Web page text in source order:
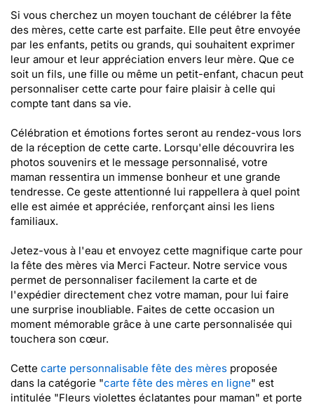
Si vous cherchez un moyen touchant de célébrer la fête
des mères, cette carte est parfaite. Elle peut être envoyée
par les enfants, petits ou grands, qui souhaitent exprimer
leur amour et leur appréciation envers leur mère. Que ce
soit un fils, une fille ou même un petit-enfant, chacun peut
personnaliser cette carte pour faire plaisir à celle qui
compte tant dans sa vie.
Célébration et émotions fortes seront au rendez-vous lors
de la réception de cette carte. Lorsqu'elle découvrira les
photos souvenirs et le message personnalisé, votre
maman ressentira un immense bonheur et une grande
tendresse. Ce geste attentionné lui rappellera à quel point
elle est aimée et appréciée, renforçant ainsi les liens
familiaux.
Jetez-vous à l'eau et envoyez cette magnifique carte pour
la fête des mères via Merci Facteur. Notre service vous
permet de personnaliser facilement la carte et de
l'expédier directement chez votre maman, pour lui faire
une surprise inoubliable. Faites de cette occasion un
moment mémorable grâce à une carte personnalisée qui
touchera son cœur.
Cette carte personnalisable fête des mères proposée
dans la catégorie "carte fête des mères en ligne" est
intitulée "Fleurs violettes éclatantes pour maman" et porte